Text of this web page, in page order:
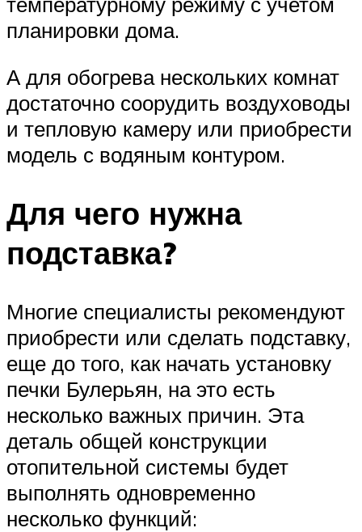
планировки дома.
А для обогрева нескольких комнат
достаточно соорудить воздуховоды
и тепловую камеру или приобрести
модель с водяным контуром.
Для чего нужна
подставка?
Многие специалисты рекомендуют
приобрести или сделать подставку,
еще до того, как начать установку
печки Булерьян, на это есть
несколько важных причин. Эта
деталь общей конструкции
отопительной системы будет
выполнять одновременно
несколько функций: